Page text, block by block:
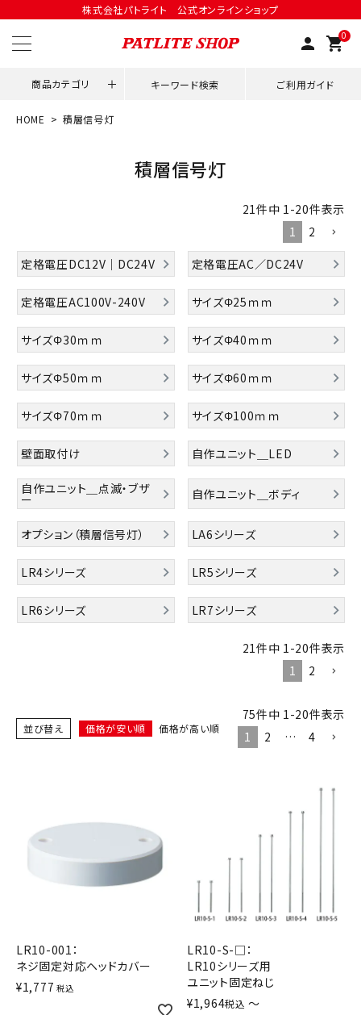
株式会社パトライト 公式オンラインショップ
person 0
shopping_cart
商品カテゴリ キーワード検索 ご利用ガイド
meeting_room ログイン person 会員登録
用途別改善アイデア
ネットワーク対応
積層信号灯
回転灯
流線型
表示灯
光音一体型
音/音声
LED照明
オプション
製品選定の仕方
HOME 積層信号灯
積層信号灯
21件中 1-20件表示
1
2
定格電圧DC12V｜DC24V
定格電圧AC／DC24V
定格電圧AC100V-240V サイズΦ25ｍｍ
サイズΦ30ｍｍ サイズΦ40ｍｍ
サイズΦ50ｍｍ サイズΦ60ｍｍ
サイズΦ70ｍｍ サイズΦ100ｍｍ
壁面取付け 自作ユニット＿LED
自作ユニット＿点滅・ブザ
ー 自作ユニット＿ボディ
オプション（積層信号灯） LA6シリーズ
LR4シリーズ LR5シリーズ
LR6シリーズ LR7シリーズ
21件中 1 -20件表示
1
2
並び替え 価格が安い順 価格が高い順
75件中 1-20件表示
1
2 … 4
LR10-001：
ネジ固定対応ヘッドカバー
¥1,777 税込
LR10-S-□：
LR10シリーズ用
ユニット固定ねじ
¥1,964税込 〜